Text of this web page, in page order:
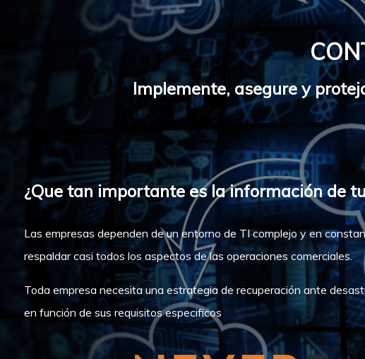
Implemente, asegure y
¿Que tan importante es la información de
Las empresas dependen de un entorno de TI complejo y en
respaldar casi todos los aspectos de las operaciones comerciales.
Toda empresa necesita una estrategia de recuperación ante
en función de sus requisitos especificos